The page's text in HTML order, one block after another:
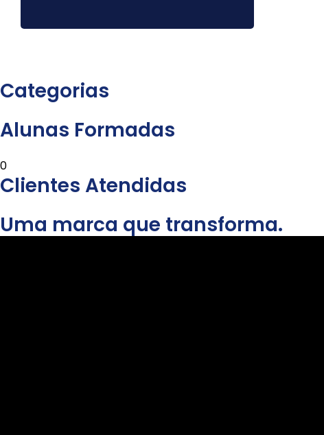
Categorias
Alunas Formadas
0
Clientes Atendidas
Uma marca que transforma.